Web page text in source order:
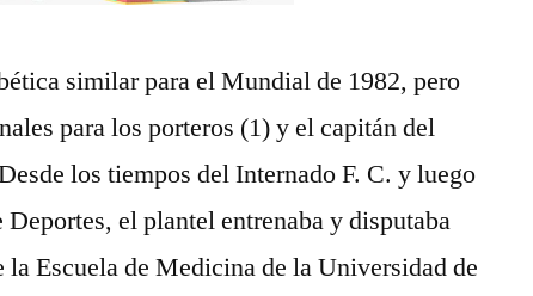
similar para el Mundial de 1982, pero
para los porteros (1) y el capitán del
los tiempos del Internado F. C. y luego
el plantel entrenaba y disputaba
la Escuela de Medicina de la Universidad de